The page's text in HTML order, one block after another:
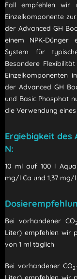
Fall empfehlen wir
Einzelkomponente
der Advanced GH
einem NPK-Dünger
System für
Besondere
Einzelkomponenten
der Advanced GH
und Basic Phosphat
die Verwendung
Ergiebigkeit des
N:
10 ml auf 100 l
mg/l Ca und 1,37 mg/l
Bei vorhandener CO2
Liter) empfehlen wir
von 1 ml täglich
Bei vorhandener CO2